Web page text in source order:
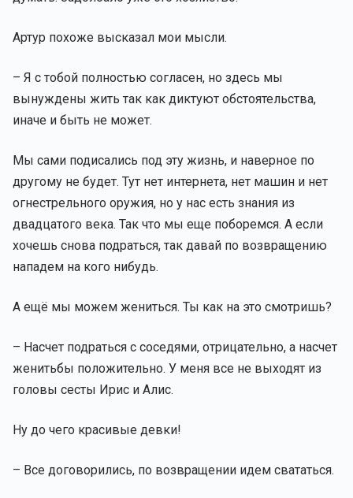
Артур похоже высказал мои мысли.
– Я с тобой полностью согласен, но здесь мы
вынуждены жить так как диктуют обстоятельства,
иначе и быть не может.
Мы сами подисались под эту жизнь, и наверное по
другому не будет. Тут нет интернета, нет машин и нет
огнестрельного оружия, но у нас есть знания из
двадцатого века. Так что мы еще поборемся. А если
хочешь снова подраться, так давай по возвращению
нападем на кого нибудь.
А ещё мы можем жениться. Ты как на это смотришь?
– Насчет подраться с соседями, отрицательно, а насчет
женитьбы положительно. У меня все не выходят из
головы сесты Ирис и Алис.
Ну до чего красивые девки!
– Все договорились, по возвращении идем свататься.